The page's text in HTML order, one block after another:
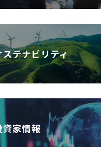
ステナビリティ
資家情報